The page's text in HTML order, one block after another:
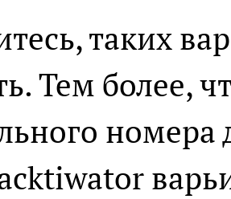
таких
Тем более,
номера